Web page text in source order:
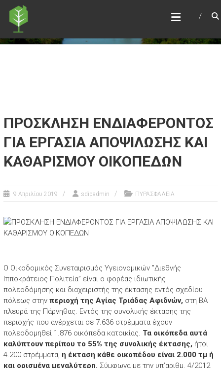
content
ΣΥΝΕΤΑΙΡΙΣΜΌΣ ΔΙΕΘΝΉΣ
ΙΠΠΟΚΡΆΤΕΙΟΣ ΠΟΛΙΤΕΊΑ
ΠΡΟΣΚΛΗΣΗ ΕΝΔΙΑΦΕΡΟΝΤΟΣ
ΓΙΑ ΕΡΓΑΣΙΑ ΑΠΟΨΙΛΩΣΗΣ ΚΑΙ
ΚΑΘΑΡΙΣΜΟΥ ΟΙΚΟΠΕΔΩΝ
9 Απριλίου 2019 sdipadmin ΠΥΡΑΣΦΑΛΕΙΑ
Ο Οικοδομικός Συνεταιρισμός Υγειονομικών ”Διεθνής
Ιπποκράτειος Πολιτεία” είναι ο φορέας ιδιωτικής
πολεοδόμησης και διαχειριστής της έκτασης εντός σχεδίου
πόλεως στην περιοχή της Αγίας Τριάδας Αφιδνών, στη ΒΑ
πλευρά της Πάρνηθας. Εντός της συνολικής έκτασης της
περιοχής που ανέρχεται σε 7.636 στρέμματα έχουν
πολεοδομηθεί 1.876 οικόπεδα κατοικίας. Τα οικόπεδα αυτά
καλύπτουν περίπου το 55% της συνολικής έκτασης, ήτοι
4.200 στρέμματα, η έκταση κάθε οικοπέδου είναι 2.000 τμ ή
και ορισμένα μεγαλύτερη. Σύμφωνα με την υπ’αριθμ. 4/2012